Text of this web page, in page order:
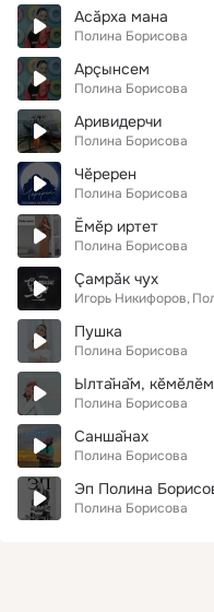
Асăрха мана
Полина Борисова
Арçынсем
Полина Борисова
Аривидерчи
Полина Борисова
Чӗререн
Полина Борисова
Ĕмĕр иртет
Полина Борисова
Çамрăк чух
Игорь Никифоров
Пушка
Полина Борисова
Ылтӑнӑм, кӗмӗлӗм
Полина Борисова
Саншӑнах
Полина Борисова
Эп Полина
Полина Борисова